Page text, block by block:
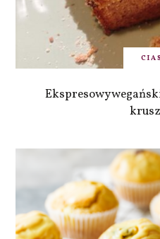
Ekspresowy